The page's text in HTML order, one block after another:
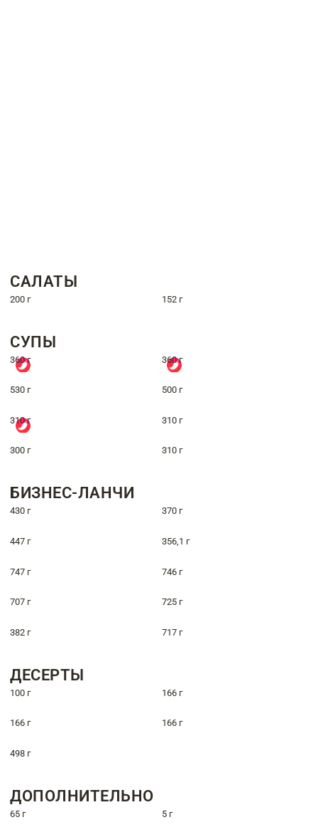
САЛАТЫ
200 г 152 г
СУПЫ
360 г 360 г
530 г 500 г
310 г 310 г
300 г 310 г
БИЗНЕС-ЛАНЧИ
430 г 370 г
447 г 356,1 г
747 г 746 г
707 г 725 г
382 г 717 г
ДЕСЕРТЫ
100 г 166 г
166 г 166 г
498 г
ДОПОЛНИТЕЛЬНО
65 г 5 г